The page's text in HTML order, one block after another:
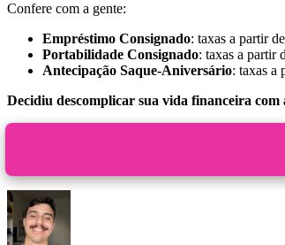
Confere com a gente:
Empréstimo Consignado: taxas a partir de
Portabilidade Consignado: taxas a partir
Antecipação Saque-Aniversário: taxas a
Decidiu descomplicar sua vida financeira